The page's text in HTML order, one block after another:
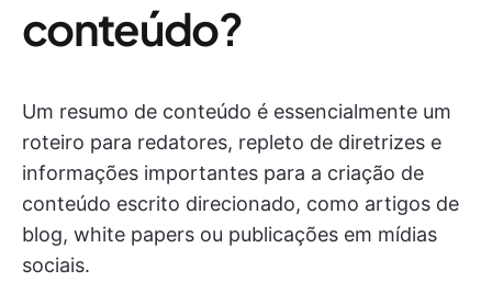
conteúdo?
Um resumo de conteúdo é essencialmente um
roteiro para redatores, repleto de diretrizes e
informações importantes para a criação de
conteúdo escrito direcionado, como artigos de
blog, white papers ou publicações em mídias
sociais.